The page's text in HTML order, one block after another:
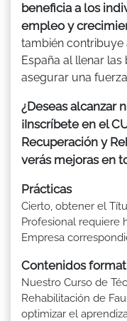
beneficia a los
empleo y
también
España al llenar
asegurar una
¿Deseas alcanzar
¡Inscríbete en el
Recuperación y
verás mejoras en
Prácticas
Cierto, obtener el
Profesional requiere
Empresa
Contenidos
Nuestro Curso de
Rehabilitación de
optimizar el